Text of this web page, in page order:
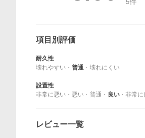
項目別評価
耐久性
壊れやすい ・ 普通 ・ 壊れにくい
設置性
非常に悪い ・ 悪い ・ 普通 ・ 良い ・ 非常に
レビュー一覧